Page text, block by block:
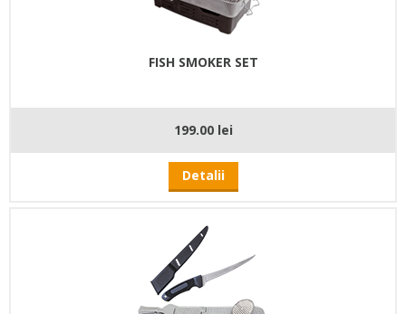
FISH SMOKER SET
199.00 lei
Detalii